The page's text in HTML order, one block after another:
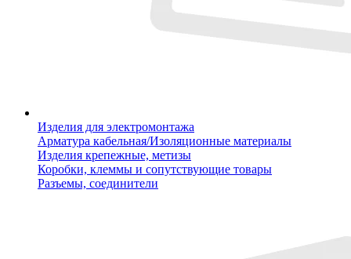
Изделия для электромонтажа
Арматура кабельная/Изоляционные материалы
Изделия крепежные, метизы
Коробки, клеммы и сопутствующие товары
Разъемы, соединители